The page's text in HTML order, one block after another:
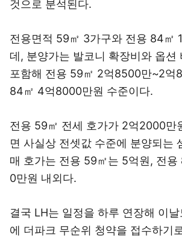
것으로 분석된다.
전용면적 59㎡ 3가구와 전용 84㎡
데, 분양가는 발코니 확장비와 옵션
포함해 전용 59㎡ 2억8500만~2억
84㎡ 4억8000만원 수준이다.
전용 59㎡ 전세 호가가 2억2000만
면 사실상 전셋값 수준에 분양되는
매 호가는 전용 59㎡는 5억원, 전
0만원 내외다.
결국 LH는 일정을 하루 연장해 이
에 더파크 무순위 청약을 접수하기